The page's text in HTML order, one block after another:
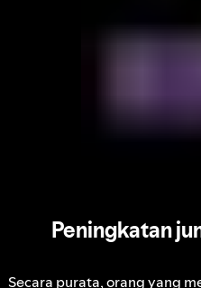
Peningkatan
Secara purata, orang yang